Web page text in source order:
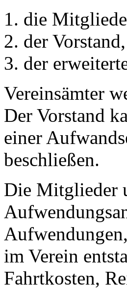
die
der Vorstand,
der
Vereinsämter
Der Vorstand
einer
beschließen.
Die Mitglieder
im Verein
Fahrtkosten,